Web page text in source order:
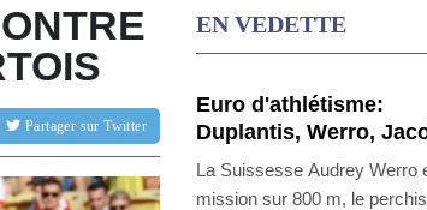
Partager sur Twitter
EN VEDETTE
Euro d'athlétisme:
Duplantis, Werro,
les stars à suivre à
Birmingham
La Suissesse Audrey Werro
mission sur 800 m, le